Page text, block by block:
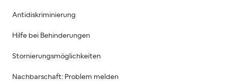
Antidiskriminierung
Hilfe bei Behinderungen
Stornierungsmöglichkeiten
Nachbarschaft: Problem melden